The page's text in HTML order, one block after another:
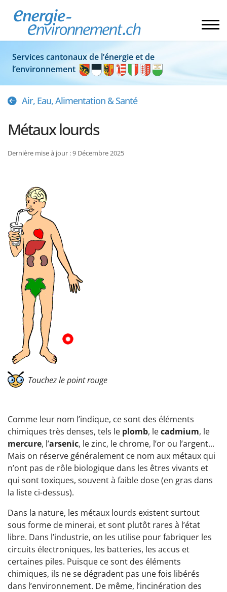
Services cantonaux de l’énergie et de
l’environnement
Air, Eau, Alimentation & Santé
Métaux lourds
Dernière mise à jour : 9 Décembre 2025
Touchez le point rouge
Comme leur nom l’indique, ce sont des éléments
chimiques très denses, tels le plomb, lecadmium, le
mercure, l’arsenic, le zinc, le chrome, l’or ou l’argent...
Mais on réserve généralement ce nom aux métaux qui
n’ont pas de rôle biologique dans les êtres vivants et
qui sont toxiques, souvent à faible dose (en gras dans
la liste ci-dessus).
Dans la nature, les métaux lourds existent surtout
sous forme de minerai, et sont plutôt rares à l’état
libre. Dans l’industrie, on les utilise pour fabriquer les
circuits électroniques, les batteries, les accus et
certaines piles. Puisque ce sont des éléments
chimiques, ils ne se dégradent pas une fois libérés
dans l’environnement. De même, l’incinération des